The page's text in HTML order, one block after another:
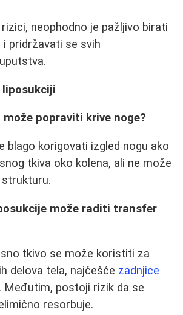
neophodno je pažljivo birati
i pridržavati se svih
popraviti krive noge?
blago korigovati izgled nogu ako
tkiva oko kolena, ali ne može
može raditi transfer
tkivo se može koristiti za
delova tela, najčešće zadnjice
Međutim, postoji rizik da se
resorbuje.